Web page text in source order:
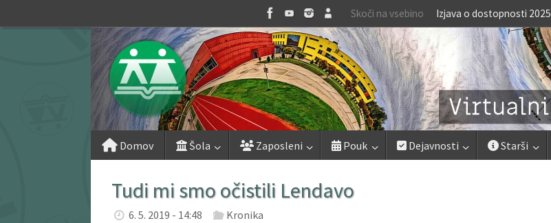
to
Skoči na vsebino Izjava o dostopnosti 2025
Skip
Domov Šola Zaposleni Pouk Dejavnosti Starši
Tudi mi smo očistili Lendavo
6. 5. 2019 - 14:48 Kronika